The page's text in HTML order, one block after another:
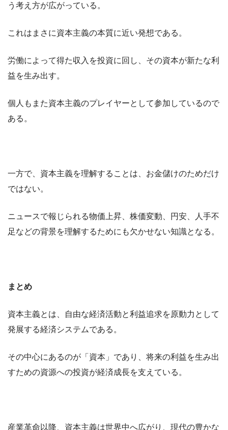
う考え方が広がっている。
これはまさに資本主義の本質に近い発想である。
労働によって得た収入を投資に回し、その資本が新たな利
益を生み出す。
個人もまた資本主義のプレイヤーとして参加しているので
ある。
一方で、資本主義を理解することは、お金儲けのためだけ
ではない。
ニュースで報じられる物価上昇、株価変動、円安、人手不
足などの背景を理解するためにも欠かせない知識となる。
まとめ
資本主義とは、自由な経済活動と利益追求を原動力として
発展する経済システムである。
その中心にあるのが「資本」であり、将来の利益を生み出
すための資源への投資が経済成長を支えている。
産業革命以降、資本主義は世界中へ広がり、現代の豊かな